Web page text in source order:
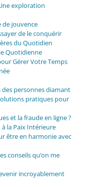
exploration
de jouvence
de le conquérir
du Quotidien
Quotidienne
Gérer Votre Temps
des personnes diamant
pratiques pour
et la fraude en ligne ?
la Paix Intérieure
être en harmonie avec
conseils qu’on me
incroyablement